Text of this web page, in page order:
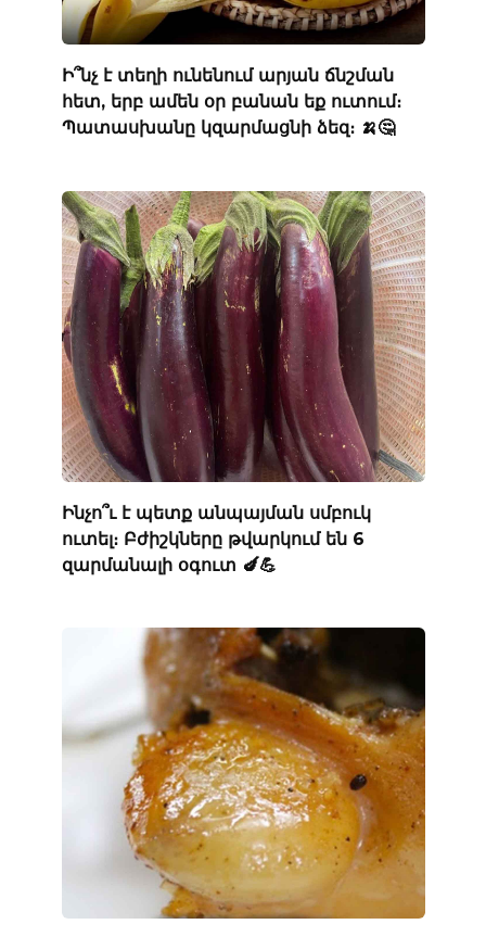
Ի՞նչ է տեղի ունենում արյան ճնշման
հետ, երբ ամեն օր բանան եք ուտում։
Պատասխանը կզարմացնի ձեզ։ 🍌🤔
Ինչո՞ւ է պետք անպայման սմբուկ
ուտել։ Բժիշկները թվարկում են 6
զարմանալի օգուտ 🍆💪